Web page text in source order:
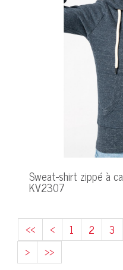
Sweat-shirt zippé à
KV2307
<< < 1 2 3
>
>>